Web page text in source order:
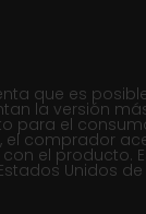
que es
la versión
para el
comprador
el producto.
Unidos de